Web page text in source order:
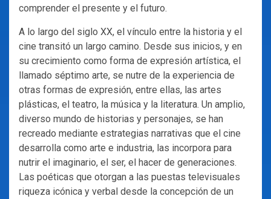
comprender el presente y el futuro.
A lo largo del siglo XX, el vínculo entre la historia y el
cine transitó un largo camino. Desde sus inicios, y en
su crecimiento como forma de expresión artística, el
llamado séptimo arte, se nutre de la experiencia de
otras formas de expresión, entre ellas, las artes
plásticas, el teatro, la música y la literatura. Un amplio,
diverso mundo de historias y personajes, se han
recreado mediante estrategias narrativas que el cine
desarrolla como arte e industria, las incorpora para
nutrir el imaginario, el ser, el hacer de generaciones.
Las poéticas que otorgan a las puestas televisuales
riqueza icónica y verbal desde la concepción de un